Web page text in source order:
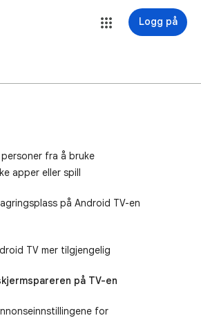
Logg på
fra å bruke
apper eller spill
på Android TV-en
TV mer tilgjengelig
på TV-en
for